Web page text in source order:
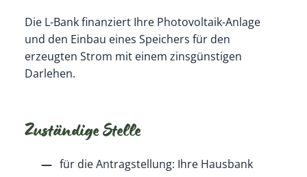
Die L-Bank finanziert Ihre Photovoltaik-Anlage
und den Einbau eines Speichers für den
erzeugten Strom mit einem zinsgünstigen
Darlehen.
Zuständige Stelle
für die Antragstellung: Ihre Hausbank